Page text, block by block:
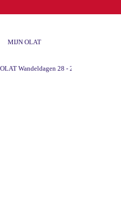
MIJN OLAT
Wandeldagen 28 - 29 -30 augustus